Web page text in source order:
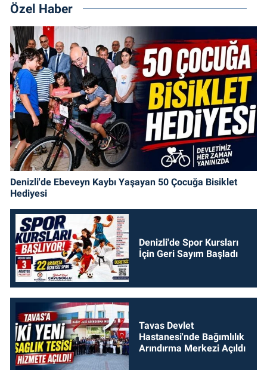
Özel Haber
Denizli'de Ebeveyn Kaybı Yaşayan 50 Çocuğa Bisiklet
Hediyesi
Denizli'de Spor Kursları
İçin Geri Sayım Başladı
Tavas Devlet
Hastanesi'nde Bağımlılık
Arındırma Merkezi Açıldı